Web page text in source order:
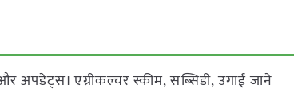
एग्रीकल्चर स्कीम, सब्सिडी, उगाई जाने